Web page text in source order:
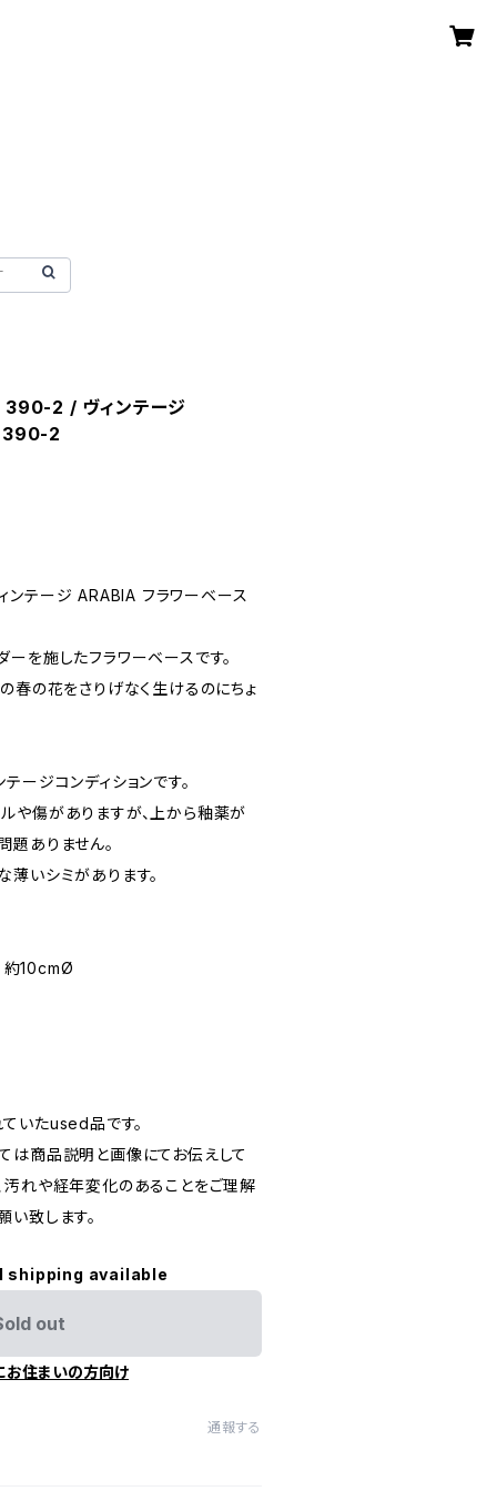
2 / ヴィンテージ
390-2
テージ ARABIA フラワーベース
を施したフラワーベースです。
春の花をさりげなく生けるのにちょ
ージコンディションです。
や傷がありますが、上から釉薬が
題ありません。
いシミがあります。
10cmØ
いたused品です。
は商品説明と画像にてお伝えして
汚れや経年変化のあることをご理解
致します。
shipping available
out
お住まいの方向け
通報する